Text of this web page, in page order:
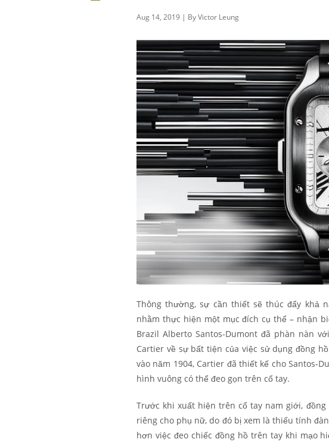
Aug 14, 2019 | By Victor Leung
Thông thường, sự cần thiết sẽ thúc đẩy khả
nhằm thực hiện một mục đích cụ thể – nhận
Brazil Alberto Santos-Dumont đã phàn nàn
Cartier về sự bất tiện của việc sử dụng đồng
vào năm 1904, Cartier đã thiết kế cho Santos-
hình vuông có thể đeo gọn trên cổ tay.
Trước khi xuất hiện trên cổ tay nam giới,
riêng cho phụ nữ, do đó bị xem là thiếu tính
hơn việc đeo chiếc đồng hồ trên tay khi mạo